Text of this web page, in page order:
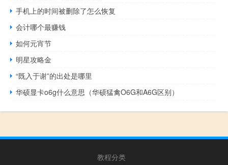
手机上的时间被删除了怎么恢复
会计哪个最赚钱
如何元宵节
明星攻略金
“既入于谢”的出处是哪里
华硕显卡o6g什么意思（华硕猛禽O6G和A6G区别）
教程分类